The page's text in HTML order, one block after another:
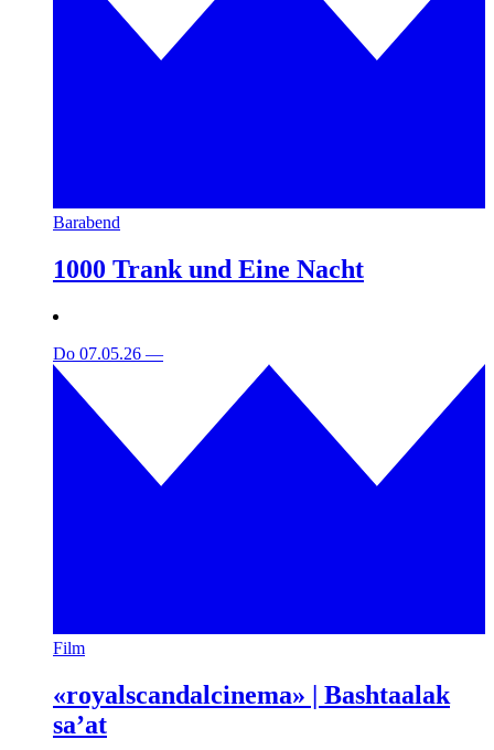
Barabend
1000 Trank und Eine Nacht
Do 07.05.26 —
Film
«royalscandalcinema» | Bashtaalak
sa’at